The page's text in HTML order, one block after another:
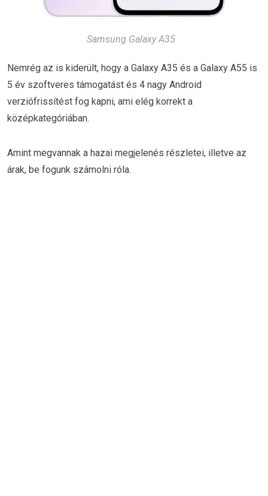
Samsung Galaxy A35
Nemrég az is kiderült, hogy a Galaxy A35 és a Galaxy A55 is
5 év szoftveres támogatást és 4 nagy Android
verziófrissítést fog kapni, ami elég korrekt a
középkategóriában.
Amint megvannak a hazai megjelenés részletei, illetve az
árak, be fogunk számolni róla.